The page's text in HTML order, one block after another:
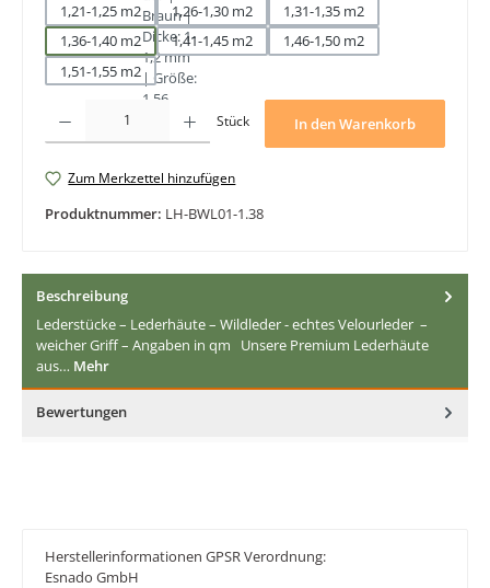
1,21-1,25 m2
1,26-1,30 m2
1,31-1,35 m2
1,36-1,40 m2
1,41-1,45 m2
1,46-1,50 m2
1,51-1,55 m2
Stück In den Warenkorb
Zum Merkzettel hinzufügen
Produktnummer: LH-BWL01-1.38
Beschreibung
Lederstücke – Lederhäute – Wildleder - echtes Velourleder –
weicher Griff – Angaben in qm Unsere Premium Lederhäute
aus… Mehr
Bewertungen
Herstellerinformationen GPSR Verordnung:
Esnado GmbH